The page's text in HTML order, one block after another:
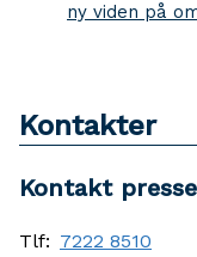
ny viden på
Kontakter
Kontakt
Tlf: 7222 8510